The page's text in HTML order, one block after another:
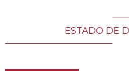
ESTADO DE